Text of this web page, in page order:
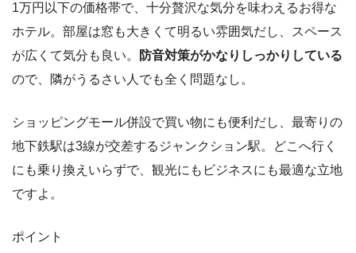
1万円以下の価格帯で、十分贅沢な気分を味わえるお得な
ホテル。部屋は窓も大きくて明るい雰囲気だし、スペース
が広くて気分も良い。
防音対策がかなりしっかりしている
ので、隣がうるさい人でも全く問題なし。
ショッピングモール併設で買い物にも便利だし、最寄りの
地下鉄駅は3線が交差するジャンクション駅。どこへ行く
にも乗り換えいらずで、観光にもビジネスにも最適な立地
ですよ。
ポイント